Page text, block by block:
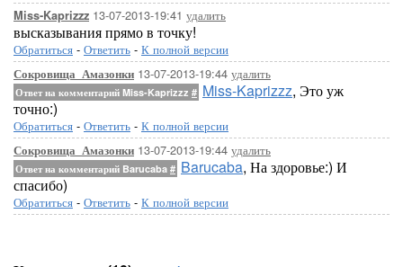
Miss-Kaprizzz 13-07-2013-19:41 удалить
высказывания прямо в точку!
Обратиться - Ответить - К полной версии
Сокровища_Амазонки 13-07-2013-19:44 удалить
Ответ на комментарий Miss-Kaprizzz # Miss-Kaprizzz, Это уж
точно:)
Обратиться - Ответить - К полной версии
Сокровища_Амазонки 13-07-2013-19:44 удалить
Ответ на комментарий Barucaba # Barucaba, На здоровье:) И
спасибо)
Обратиться - Ответить - К полной версии